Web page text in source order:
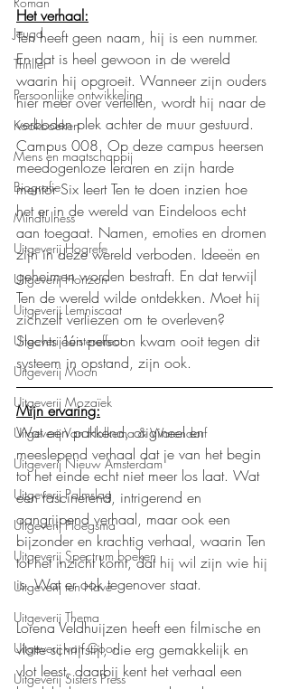
Jeugd
Thriller
Persoonlijke ontwikkeling
Kookboeken
Mens en maatschappij
Biografie
Mindfulness
Uitgeverij Hogrefe
Uitgeverij Horizon
Uitgeverij Lemniscaat
Uitgeverij Luistereffect
Uitgeverij Moon
Uitgeverij Mozaïek
Uitgeverij Van Holkema & Warendorf
Uitgeverij Nieuw Amsterdam
Uitgeverij Palmslag
Uitgeverij Ploegsma
Uitgeverij Spectrum boeken
Uitgeverij ten Have
Uitgeverij Thema
Uitgeverij van Goor
Uitgeverij Sisters Press
Het verhaal:
Ten heeft geen naam, hij is een nummer.
En dat is heel gewoon in de wereld
waarin hij opgroeit. Wanneer zijn ouders
hier meer over vertellen, wordt hij naar de
verboden plek achter de muur gestuurd.
Campus 008. Op deze campus heersen
meedogenloze leraren en zijn harde
mentor Six leert Ten te doen inzien hoe
het er in de wereld van Eindeloos echt
aan toegaat. Namen, emoties en dromen
zijn in deze wereld verboden. Ideeën en
geheimen worden bestraft. En dat terwijl
Ten de wereld wilde ontdekken. Moet hij
zichzelf verliezen om te overleven?
Slechts één persoon kwam ooit tegen dit
systeem in opstand, zijn ook.
Mijn ervaring:
Wat een pakkend, origineel en
meeslepend verhaal dat je van het begin
tot het einde echt niet meer los laat. Wat
een fascinerend, intrigerend en
aangrijpend verhaal, maar ook een
bijzonder en krachtig verhaal, waarin Ten
tot het inzicht komt, dat hij wil zijn wie hij
is. Wat er ook tegenover staat.
Lorena Veldhuijzen heeft een filmische en
vlotte schrijfstijl, die erg gemakkelijk en
vlot leest, daarbij kent het verhaal een